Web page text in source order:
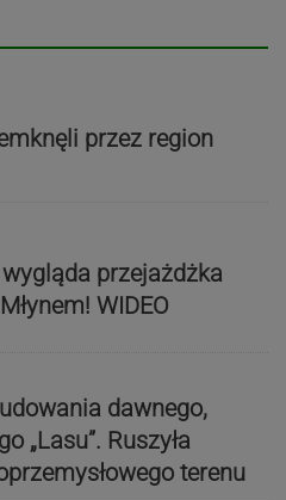
przez region
przejażdżka
WIDEO
dawnego,
„Lasu”. Ruszyła
terenu